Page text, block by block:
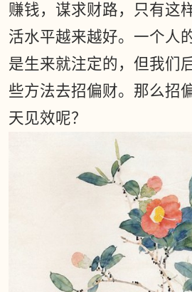
赚钱，谋求财路，只有这
活水平越来越好。一个人
是生来就注定的，但我们
些方法去招偏财。那么招
天见效呢？